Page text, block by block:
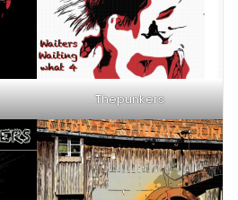
Thepunkers